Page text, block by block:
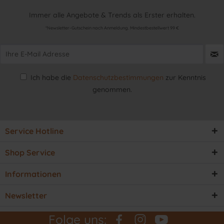
Immer alle Angebote & Trends als Erster erhalten.
*Newsletter-Gutschein nach Anmeldung. Mindestbestellwert 99 €
Ich habe die Datenschutzbestimmungen zur Kenntnis
genommen.
Service Hotline
Shop Service
Informationen
Newsletter
Folge uns: